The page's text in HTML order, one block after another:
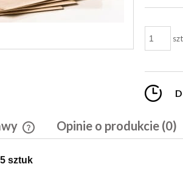
Cena nie zawiera ewentualnych kosztów
Opinie o produkcie (0)
sztuk